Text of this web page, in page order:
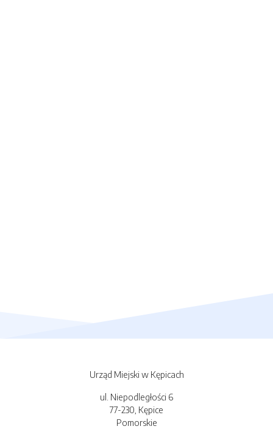
Urząd Miejski w Kępicach
ul. Niepodległości 6
77-230, Kępice
Pomorskie